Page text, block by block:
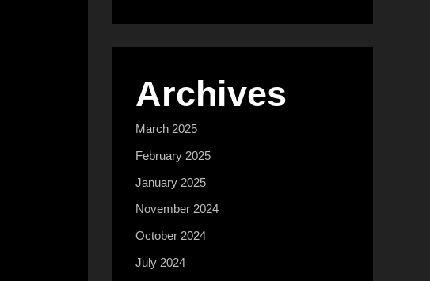
Archives
March 2025
February 2025
January 2025
November 2024
October 2024
July 2024